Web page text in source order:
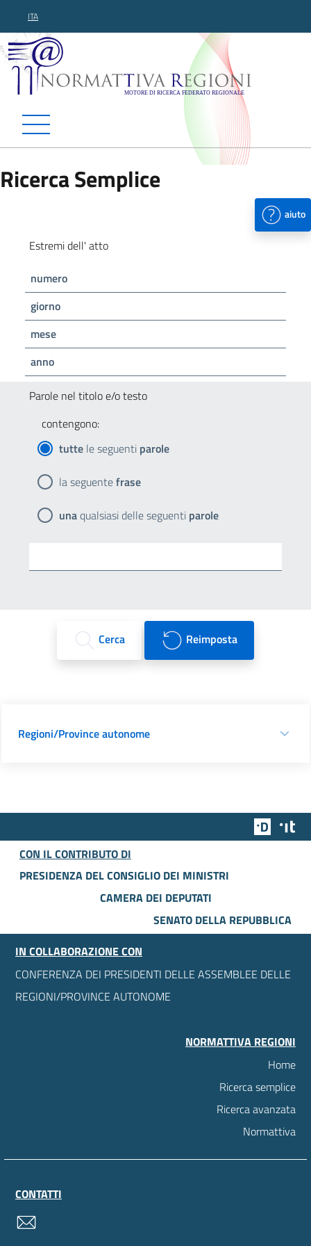
ITA
Normattiva Regioni -
Ricerca Semplice
aiuto
Estremi dell' atto
numero
giorno
mese
anno
Parole nel titolo e/o testo
contengono:
tutte le seguenti parole
la seguentefrase
unaqualsiasi delle seguenti parole
Cerca Reimposta
Regioni/Province autonome
Team
CON IL CONTRIBUTO DI
PRESIDENZA DEL CONSIGLIO DEI MINISTRI
CAMERA DEI DEPUTATI
SENATO DELLA REPUBBLICA
IN COLLABORAZIONE CON
CONFERENZA DEI PRESIDENTI DELLE ASSEMBLEE DELLE
REGIONI/PROVINCE AUTONOME
NORMATTIVA REGIONI
Home
Ricerca semplice
Ricerca avanzata
Normattiva
CONTATTI